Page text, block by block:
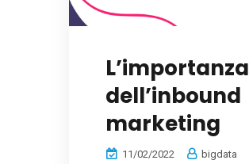
L’importanza
dell’inbound
marketing
11/02/2022 bigdata